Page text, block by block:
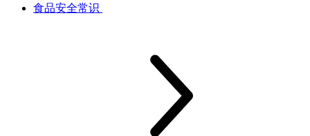
食品安全常识